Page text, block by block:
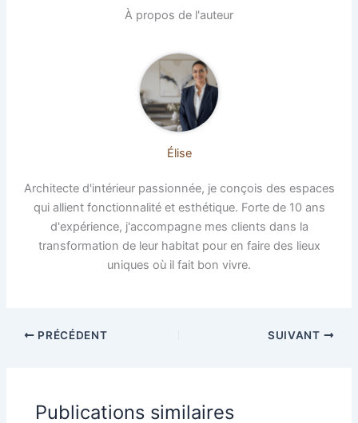
À propos de l'auteur
Élise
Architecte d'intérieur passionnée, je conçois des espaces
qui allient fonctionnalité et esthétique. Forte de 10 ans
d'expérience, j'accompagne mes clients dans la
transformation de leur habitat pour en faire des lieux
uniques où il fait bon vivre.
PRÉCÉDENT SUIVANT
Publications similaires